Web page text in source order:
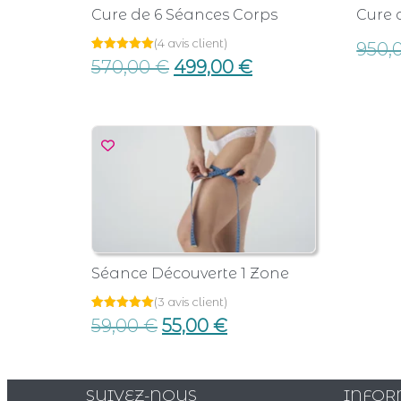
Cure de 6 Séances Corps
Noté
5.00
4
(4 avis client)
570,00€ 499,00 €
Cure
Séance Découverte 1 Zone
Noté
5.00
3
(3 avis client)
59,00€ 55,00 €
SUIVEZ-NOUS